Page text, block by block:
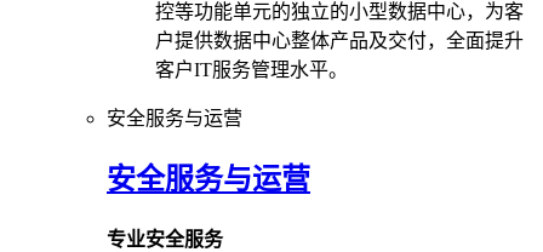
控等功能单元的独立的小型数据中心，为客
户提供数据中心整体产品及交付，全面提升
客户IT服务管理水平。
安全服务与运营
安全服务与运营
专业安全服务